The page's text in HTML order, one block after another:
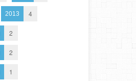
2013 4
2
2
1